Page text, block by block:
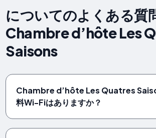
についてのよくある質
Chambre d’hôte Les
Saisons
Chambre d’hôte Les Quatres
料Wi-Fiはありますか？